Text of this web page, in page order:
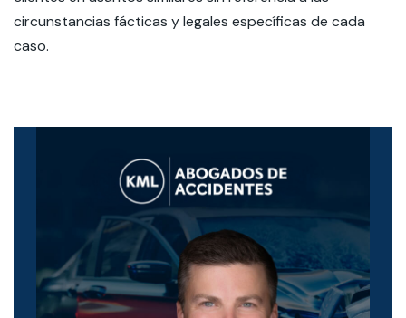
circunstancias fácticas y legales específicas de cada
caso.